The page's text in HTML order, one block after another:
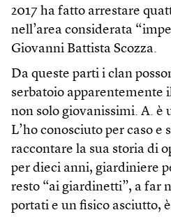
2017 ha fatto arrestare
nell’area considerata
Giovanni Battista Scozza.
Da queste parti i clan
serbatoio apparentemente
non solo giovanissimi. A. è
L’ho conosciuto per caso e
raccontare la sua storia di
per dieci anni, giardiniere
resto “ai giardinetti”, a far
portati e un fisico asciutto,